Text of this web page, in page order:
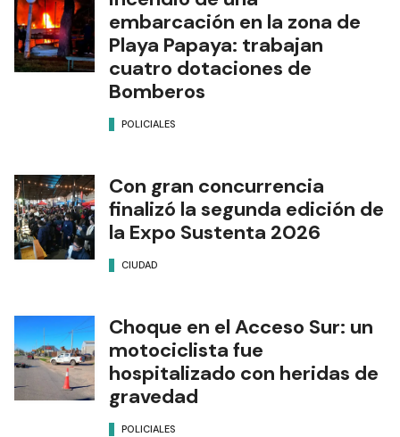
embarcación en la zona de
Playa Papaya: trabajan
cuatro dotaciones de
Bomberos
POLICIALES
Con gran concurrencia
finalizó la segunda edición de
la Expo Sustenta 2026
CIUDAD
Choque en el Acceso Sur: un
motociclista fue
hospitalizado con heridas de
gravedad
POLICIALES